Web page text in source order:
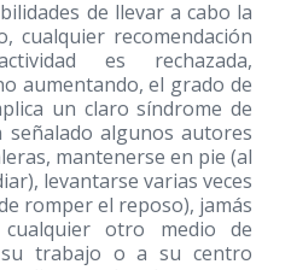
de llevar a cabo la
cualquier recomendación
es rechazada,
aumentando, el grado de
un claro síndrome de
señalado algunos autores
mantenerse en pie (al
levantarse varias veces
romper el reposo), jamás
otro medio de
trabajo o a su centro